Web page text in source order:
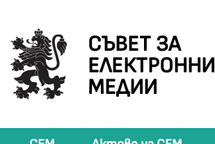
СЪВЕТ ЗА
ЕЛЕКТРОННИ
МЕДИИ